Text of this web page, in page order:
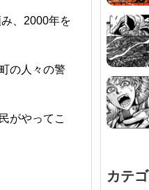
、2000年を
の人々の警
がやってこ
カテ